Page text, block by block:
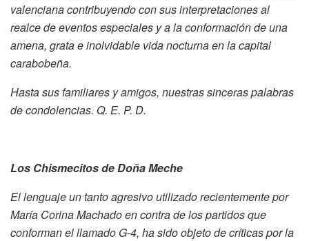
valenciana contribuyendo con sus interpretaciones al
realce de eventos especiales y a la conformación de una
amena, grata e inolvidable vida nocturna en la capital
carabobeña.
Hasta sus familiares y amigos, nuestras sinceras palabras
de condolencias. Q. E. P. D.
Los Chismecitos de Doña Meche
El lenguaje un tanto agresivo utilizado recientemente por
María Corina Machado en contra de los partidos que
conforman el llamado G-4, ha sido objeto de críticas por la